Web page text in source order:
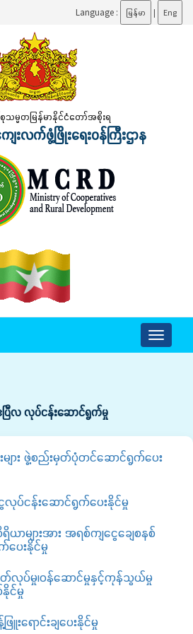
Language : မြန်မာ | Eng
သမ္မတမြန်မာနိုင်ငံတော်အစိုးရ
းလက်ဖွံ့ဖြိုးရေးဝန်ကြီးဌာန
Toggle
ပြီလ လုပ်ငန်းဆောင်ရွက်မှု
ား ဖွဲ့စည်းမှတ်ပုံတင်ဆောင်ရွက်ပေး
ေလုပ်ငန်းဆောင်ရွက်ပေးနိုင်မှု
များအား အရစ်ကျငွေချေစနစ်
ပေးနိုင်မှု
လုပ်မှု၊ဝန်ဆောင်မှုနှင့်ကုန်သွယ်မှု
နိုင်မှု
ြူးရောင်းချပေးနိုင်မှု